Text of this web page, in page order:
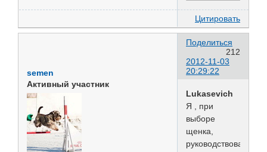
Цитировать
Поделиться
212
2012-11-03
20:29:22
semen
Активный участник
Lukasevich
Я , при
выборе
щенка,
руководствовался